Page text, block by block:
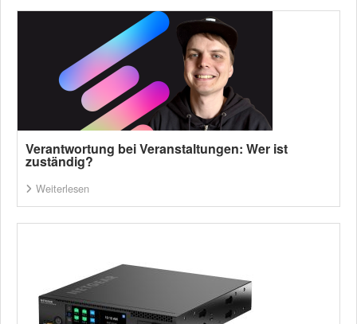
Verantwortung bei Veranstaltungen: Wer ist
zuständig?
Weiterlesen